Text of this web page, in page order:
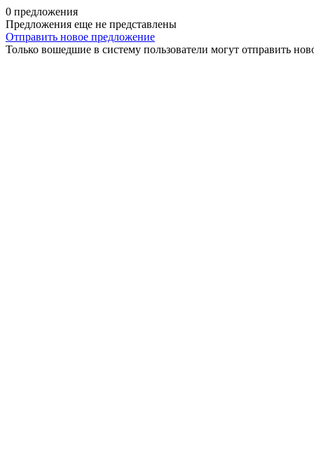
0 предложения
Предложения еще не представлены
Отправить новое предложение
Только вошедшие в систему пользователи могут отправить